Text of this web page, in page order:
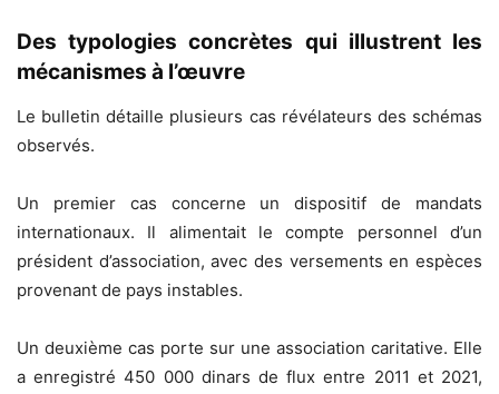
Des typologies concrètes qui illustrent les
mécanismes à l’œuvre
Le bulletin détaille plusieurs cas révélateurs des schémas
observés.
Un premier cas concerne un dispositif de mandats
internationaux. Il alimentait le compte personnel d’un
président d’association, avec des versements en espèces
provenant de pays instables.
Un deuxième cas porte sur une association caritative. Elle
a enregistré 450 000 dinars de flux entre 2011 et 2021,